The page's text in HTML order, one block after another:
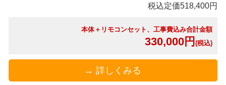
税込定価518,400円
本体＋リモコンセット、工事費込み合計金額
330,000円 (税込)
→ 詳しくみる